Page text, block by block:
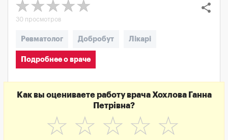
share
30 просмотров
Ревматолог Добробут Лікарі
Подробнее о враче
Как вы оцениваете работу врача Хохлова Ганна
Петрівна?
☆
☆
☆
☆
☆